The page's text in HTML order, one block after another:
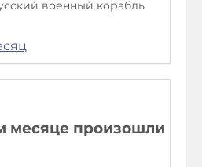
военный корабль
месяце произошли